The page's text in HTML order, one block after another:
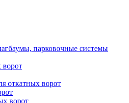
парковочные системы
ворот
откатных ворот
ворот